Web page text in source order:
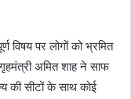
विषय पर लोगों को भ्रमित
अमित शाह ने साफ
की सीटों के साथ कोई